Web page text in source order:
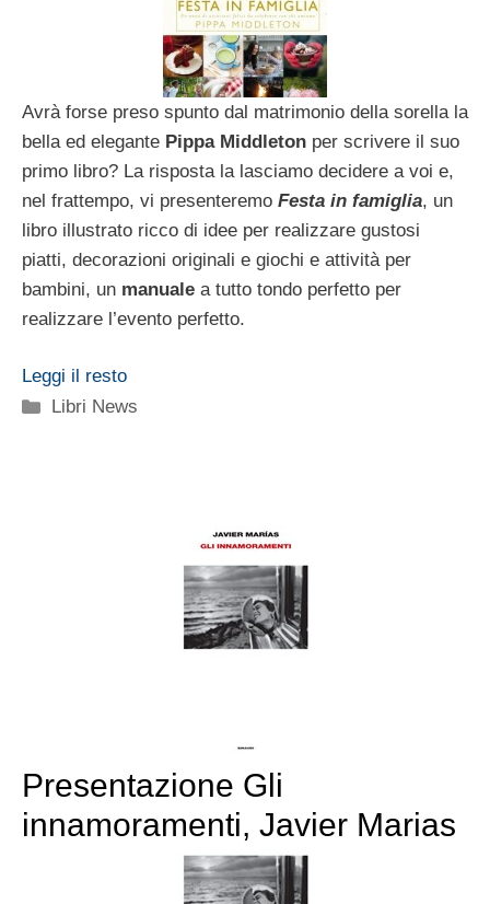
Avrà forse preso spunto dal matrimonio della sorella la
bella ed elegante Pippa Middleton per scrivere il suo
primo libro? La risposta la lasciamo decidere a voi e,
nel frattempo, vi presenteremo Festa in famiglia, un
libro illustrato ricco di idee per realizzare gustosi
piatti, decorazioni originali e giochi e attività per
bambini, un manuale a tutto tondo perfetto per
realizzare l’evento perfetto.
Leggi il resto
Categorie
Libri News
Presentazione Gli
innamoramenti, Javier Marias